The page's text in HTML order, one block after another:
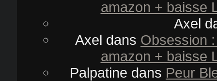
amazon + baisse
Axel
Axel dans Obsession
amazon + baisse
Palpatine dans Peur